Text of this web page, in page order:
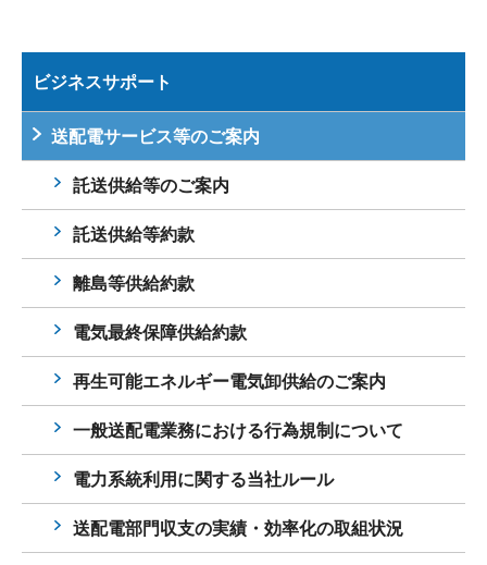
ビジネスサポート
送配電サービス等のご案内
託送供給等のご案内
託送供給等約款
離島等供給約款
電気最終保障供給約款
再生可能エネルギー電気卸供給のご案内
一般送配電業務における行為規制について
電力系統利用に関する当社ルール
送配電部門収支の実績・効率化の取組状況